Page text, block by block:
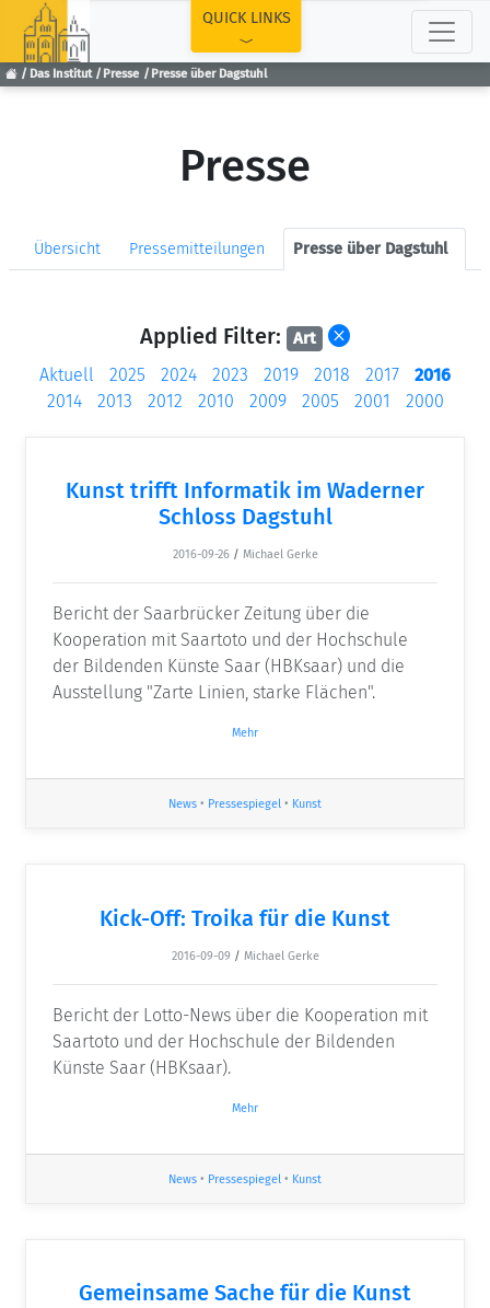
Das Institut Presse Presse über Dagstuhl
QUICK LINKS
Presse
Übersicht Pressemitteilungen Presse über Dagstuhl
Applied Filter: Art
Aktuell 2025 2024 2023 2019 2018 2017
2016
2014
2013 2012 2010 2009 2005 2001 2000
Kunst trifft Informatik im Waderner
Schloss Dagstuhl
2016-09-26 / Michael Gerke
Bericht der Saarbrücker Zeitung über die
Kooperation mit Saartoto und der Hochschule
der Bildenden Künste Saar (HBKsaar) und die
Ausstellung "Zarte Linien, starke Flächen".
Mehr
News • Pressespiegel • Kunst
Kick-Off: Troika für die Kunst
2016-09-09 / Michael Gerke
Bericht der Lotto-News über die Kooperation mit
Saartoto und der Hochschule der Bildenden
Künste Saar (HBKsaar).
Mehr
News • Pressespiegel • Kunst
Gemeinsame Sache für die Kunst